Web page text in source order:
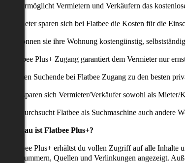
ermöglicht Vermietern und Verkäufern das
Anbieter sparen sich bei Flatbee die Kosten für die
können sie ihre Wohnung kostengünstig,
Flatbee Plus+ Zugang garantiert dem Vermieter nur
erhalten Suchende bei Flatbee Zugang zu den besten
uns sparen sich Vermieter/Verkäufer sowohl als
durchsucht Flatbee als Suchmaschine auch andere
genau ist Flatbee Plus+?
Flatbee Plus+ erhältst du vollen Zugriff auf alle Inhalte
Quellen und Verlinkungen angezeigt.